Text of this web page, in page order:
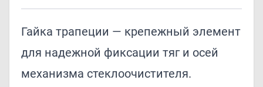
Гайка трапеции — крепежный элемент
для надежной фиксации тяг и осей
механизма стеклоочистителя.